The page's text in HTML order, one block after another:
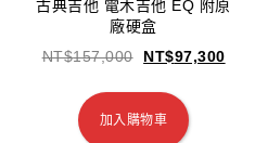
古典吉他 電木吉他 EQ 附原
廠硬盒
NT$157,000 NT$97,300
加入購物車